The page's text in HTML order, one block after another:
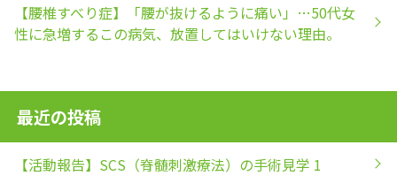
【腰椎すべり症】「腰が抜けるように痛い」…50代女
性に急増するこの病気、放置してはいけない理由。
最近の投稿
【活動報告】SCS（脊髄刺激療法）の手術見学 1